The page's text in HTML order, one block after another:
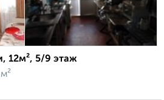
12м², 5/9 этаж